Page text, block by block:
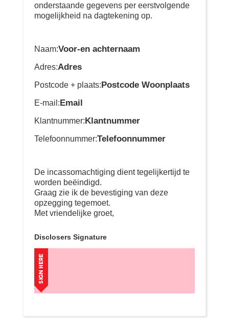
onderstaande gegevens per eerstvolgende
mogelijkheid na dagtekening op.
Naam:Voor-en achternaam
Adres:Adres
Postcode + plaats:Postcode Woonplaats
E-mail:Email
Klantnummer:Klantnummer
Telefoonnummer:Telefoonnummer
De incassomachtiging dient tegelijkertijd te
worden beëindigd.
Graag zie ik de bevestiging van deze
opzegging tegemoet.
Met vriendelijke groet,
Disclosers Signature